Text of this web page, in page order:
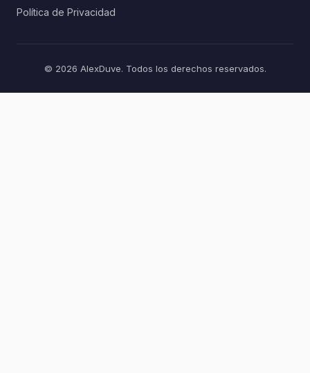
Política de Privacidad
© 2026 AlexDuve. Todos los derechos reservados.